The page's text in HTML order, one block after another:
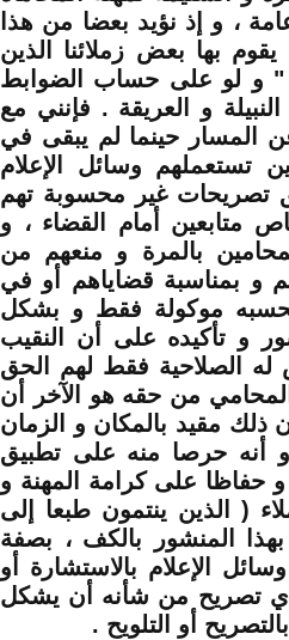
، و إذ نؤيد بعضا من هذا
بها بعض زملائنا الذين
" و لو على حساب الضوابط
و العريقة . فإنني مع
المسار حينما لم يبقى في
تستعملهم وسائل الإعلام
تصريحات غير محسوبة تهم
متابعين أمام القضاء ، و
بالمرة و منعهم من
و بمناسبة قضاياهم أو في
بحسبه موكولة فقط و بشكل
و تأكيده على أن النقيب
الصلاحية فقط لهم الحق
من حقه هو الآخر أن
مقيد بالمكان و الزمان
, و أنه حرصا منه على تطبيق
و حفاظا على كرامة المهنة و
( الذين ينتمون طبعا إلى
بهذا المنشور بالكف ، بصفة
الإعلام بالاستشارة أو
أي تصريح من شأنه أن يشكل
أو التلويح .